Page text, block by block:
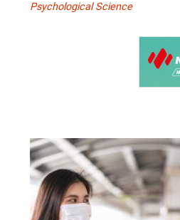
Psychological Science